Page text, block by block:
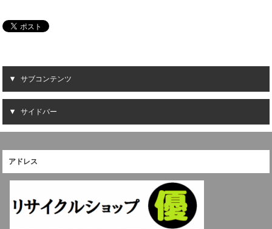
サブコンテンツ
サイドバー
アドレス